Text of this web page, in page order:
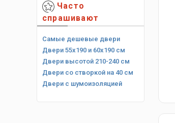
Часто
спрашивают
Самые дешевые двери
Двери 55х190 и 60х190 см
Двери высотой 210-240 см
Двери со створкой на 40 см
Двери с шумоизоляцией